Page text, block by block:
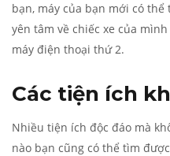
bạn, máy của bạn mới có
yên tâm về chiếc xe của
máy điện thoại thứ 2.
Các tiện ích
Nhiều tiện ích độc đáo mà
nào bạn cũng có thể tìm được